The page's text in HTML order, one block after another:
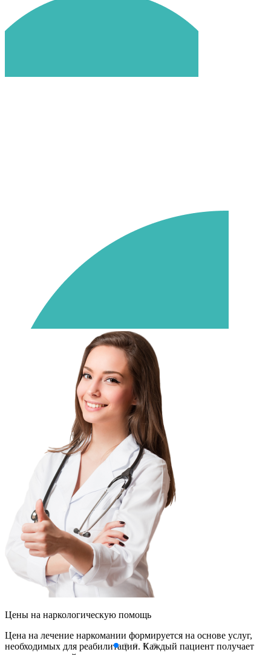
Цены на наркологическую помощь
Цена на лечение наркомании формируется на основе услуг,
необходимых для реабилитации. Каждый пациент получает